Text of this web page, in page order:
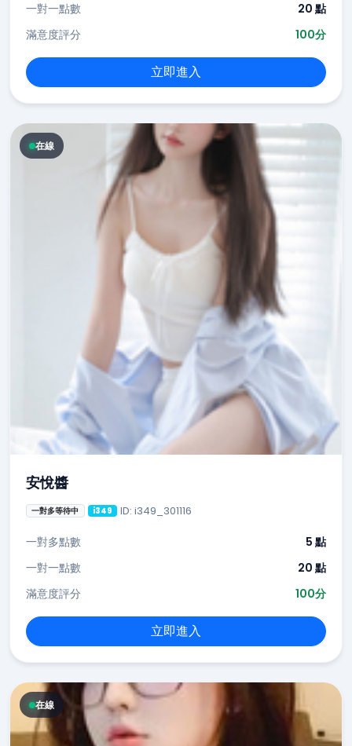
一對一點數
20 點
滿意度評分
100分
立即進入
在線
安悅醬
一對多等待中 i349 ID: i349_301116
一對多點數
5 點
一對一點數
20 點
滿意度評分
100分
立即進入
在線